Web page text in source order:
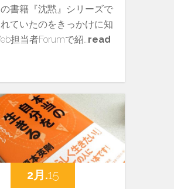
書籍『沈黙』シリーズで
ていたのをきっかけに知
担当者Forumで紹…read
2月.15